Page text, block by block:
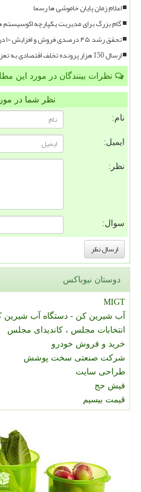
اعلام زمان پایان خاموشی ها رسما
گام بزرگ برای مدیریت یکپارچه
تحقق رشد ۴۵ درصدی فروش و افزایش ۱۰ درصدی تولید
ارسال 150 هزار پرونده تخلف اقتصادی به تعزیرات
نظرات بینندگان در مورد این
نظر شما در
نام:
ایمیل:
نظر:
سوال:
دوستان نیوباکس
MIGT
آب شیرین کن - دستگاه آب شیرین
انتخابات مجلس ، کاندیدای مجلس
خرید و فروش خودرو
شرکت صنعتی سخت پوشش
طراحی سایت
فیش حج
قیمت بیسیم